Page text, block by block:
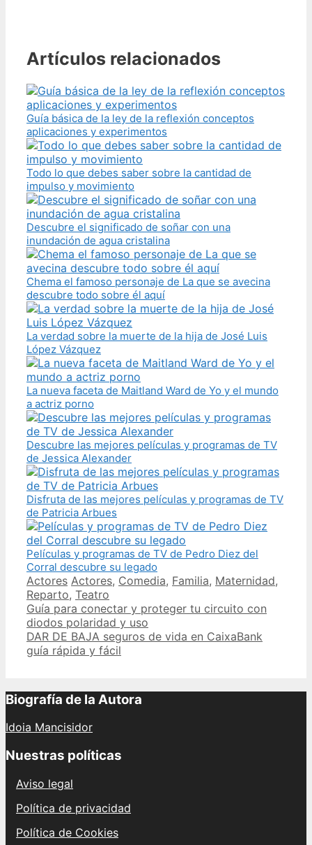
Artículos relacionados
Guía básica de la ley de la reflexión conceptos
aplicaciones y experimentos
Todo lo que debes saber sobre la cantidad de
impulso y movimiento
Descubre el significado de soñar con una
inundación de agua cristalina
Chema el famoso personaje de La que se avecina
descubre todo sobre él aquí
La verdad sobre la muerte de la hija de José Luis
López Vázquez
La nueva faceta de Maitland Ward de Yo y el mundo
a actriz porno
Descubre las mejores películas y programas de TV
de Jessica Alexander
Disfruta de las mejores películas y programas de TV
de Patricia Arbues
Películas y programas de TV de Pedro Diez del
Corral descubre su legado
Categories
Actores Tags
Actores, Comedia, Familia, Maternidad,
Reparto, Teatro
Post
navigation
Guía para conectar y proteger tu circuito con
diodos polaridad y uso
DAR DE BAJA seguros de vida en CaixaBank
guía rápida y fácil
Biografía de la Autora
Idoia Mancisidor
Nuestras políticas
Aviso legal
Política de privacidad
Política de Cookies